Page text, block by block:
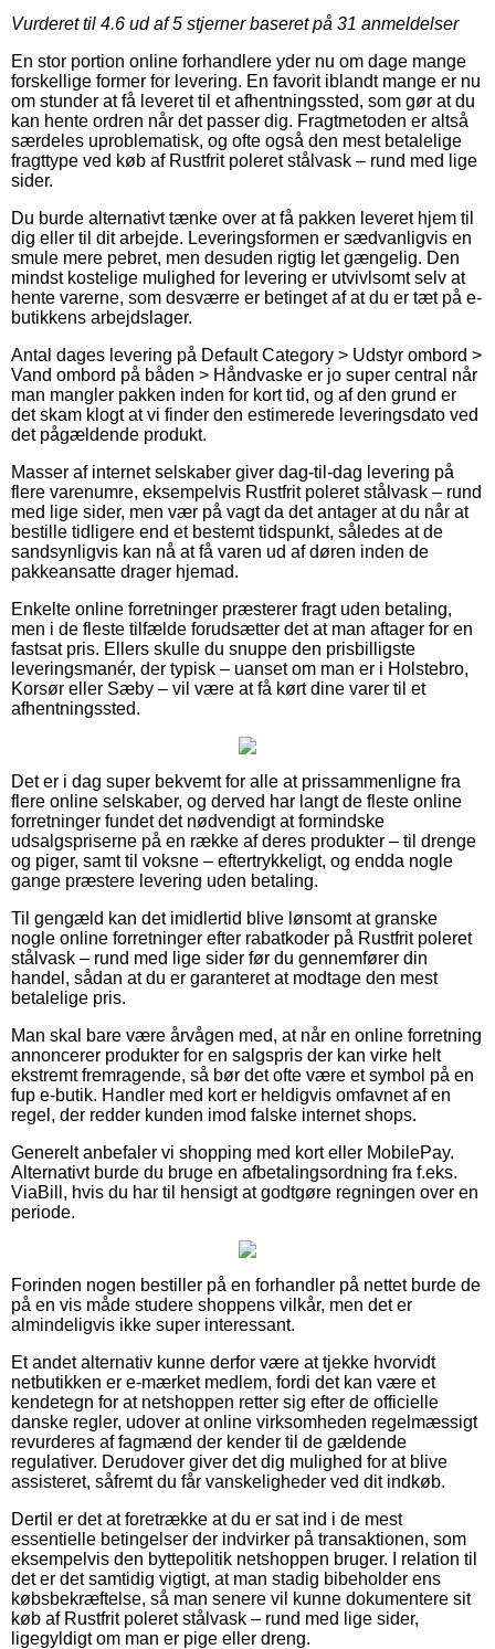
Vurderet til 4.6 ud af 5 stjerner baseret på 31 anmeldelser
En stor portion online forhandlere yder nu om dage mange
forskellige former for levering. En favorit iblandt mange er nu
om stunder at få leveret til et afhentningssted, som gør at du
kan hente ordren når det passer dig. Fragtmetoden er altså
særdeles uproblematisk, og ofte også den mest betalelige
fragttype ved køb af Rustfrit poleret stålvask – rund med lige
sider.
Du burde alternativt tænke over at få pakken leveret hjem til
dig eller til dit arbejde. Leveringsformen er sædvanligvis en
smule mere pebret, men desuden rigtig let gængelig. Den
mindst kostelige mulighed for levering er utvivlsomt selv at
hente varerne, som desværre er betinget af at du er tæt på e-
butikkens arbejdslager.
Antal dages levering på Default Category > Udstyr ombord >
Vand ombord på båden > Håndvaske er jo super central når
man mangler pakken inden for kort tid, og af den grund er
det skam klogt at vi finder den estimerede leveringsdato ved
det pågældende produkt.
Masser af internet selskaber giver dag-til-dag levering på
flere varenumre, eksempelvis Rustfrit poleret stålvask – rund
med lige sider, men vær på vagt da det antager at du når at
bestille tidligere end et bestemt tidspunkt, således at de
sandsynligvis kan nå at få varen ud af døren inden de
pakkeansatte drager hjemad.
Enkelte online forretninger præsterer fragt uden betaling,
men i de fleste tilfælde forudsætter det at man aftager for en
fastsat pris. Ellers skulle du snuppe den prisbilligste
leveringsmanér, der typisk – uanset om man er i Holstebro,
Korsør eller Sæby – vil være at få kørt dine varer til et
afhentningssted.
Det er i dag super bekvemt for alle at prissammenligne fra
flere online selskaber, og derved har langt de fleste online
forretninger fundet det nødvendigt at formindske
udsalgspriserne på en række af deres produkter – til drenge
og piger, samt til voksne – eftertrykkeligt, og endda nogle
gange præstere levering uden betaling.
Til gengæld kan det imidlertid blive lønsomt at granske
nogle online forretninger efter rabatkoder på Rustfrit poleret
stålvask – rund med lige sider før du gennemfører din
handel, sådan at du er garanteret at modtage den mest
betalelige pris.
Man skal bare være årvågen med, at når en online forretning
annoncerer produkter for en salgspris der kan virke helt
ekstremt fremragende, så bør det ofte være et symbol på en
fup e-butik. Handler med kort er heldigvis omfavnet af en
regel, der redder kunden imod falske internet shops.
Generelt anbefaler vi shopping med kort eller MobilePay.
Alternativt burde du bruge en afbetalingsordning fra f.eks.
ViaBill, hvis du har til hensigt at godtgøre regningen over en
periode.
Forinden nogen bestiller på en forhandler på nettet burde de
på en vis måde studere shoppens vilkår, men det er
almindeligvis ikke super interessant.
Et andet alternativ kunne derfor være at tjekke hvorvidt
netbutikken er e-mærket medlem, fordi det kan være et
kendetegn for at netshoppen retter sig efter de officielle
danske regler, udover at online virksomheden regelmæssigt
revurderes af fagmænd der kender til de gældende
regulativer. Derudover giver det dig mulighed for at blive
assisteret, såfremt du får vanskeligheder ved dit indkøb.
Dertil er det at foretrække at du er sat ind i de mest
essentielle betingelser der indvirker på transaktionen, som
eksempelvis den byttepolitik netshoppen bruger. I relation til
det er det samtidig vigtigt, at man stadig bibeholder ens
købsbekræftelse, så man senere vil kunne dokumentere sit
køb af Rustfrit poleret stålvask – rund med lige sider,
ligegyldigt om man er pige eller dreng.